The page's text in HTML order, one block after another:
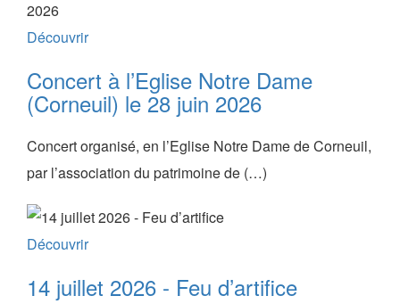
Découvrir
Concert à l’Eglise Notre Dame
(Corneuil) le 28 juin 2026
Concert organisé, en l’Eglise Notre Dame de Corneuil,
par l’association du patrimoine de (…)
Découvrir
14 juillet 2026 - Feu d’artifice